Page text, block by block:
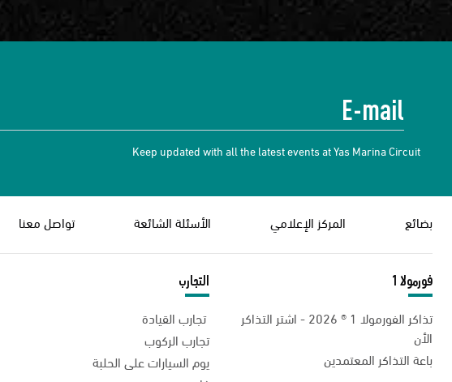
Keep updated with all the latest events at Yas Marina Circuit
بضائع المركز الإعلامي الأسئلة الشائعة تواصل معنا
فورمولا 1
تذاكر الفورمولا 1 ® 2026 - اشتر التذاكر
الأن
باعة التذاكر المعتمدين
التجارب
تجارب القيادة
تجارب الركوب
يوم السيارات على الحلبة